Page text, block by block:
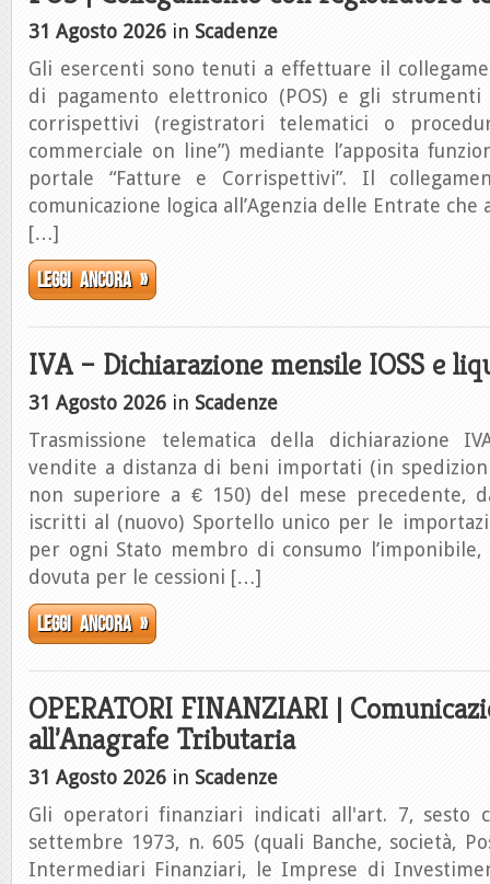
31 Agosto 2026 in Scadenze
Gli esercenti sono tenuti a effettuare il
di pagamento elettronico (POS) e gli
corrispettivi (registratori telematici o
commerciale on line”) mediante l’apposita
portale “Fatture e Corrispettivi”. Il
comunicazione logica all’Agenzia delle Entrate che
[…]
Leggi ancora »
IVA – Dichiarazione mensile IOSS e
31 Agosto 2026 in Scadenze
Trasmissione telematica della dichiarazione
vendite a distanza di beni importati (in
non superiore a € 150) del mese precedente,
iscritti al (nuovo) Sportello unico per le
per ogni Stato membro di consumo l’imponibile,
dovuta per le cessioni […]
Leggi ancora »
OPERATORI FINANZIARI |
all’Anagrafe Tributaria
31 Agosto 2026 in Scadenze
Gli operatori finanziari indicati all'art. 7, sesto
settembre 1973, n. 605 (quali Banche, società,
Intermediari Finanziari, le Imprese di